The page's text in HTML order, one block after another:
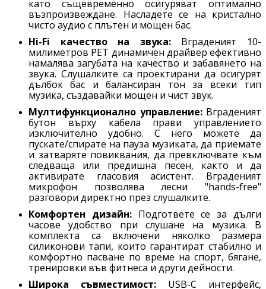
като същевременно осигуряват оптимално
възпроизвеждане. Насладете се на кристално
чисто аудио с плътен и мощен бас.
Hi-Fi качество на звука:Вграденият 10-
милиметров PET динамичен драйвер ефективно
намалява загубата на качество и забавянето на
звука. Слушалките са проектирани да осигурят
дълбок бас и балансиран тон за всеки тип
музика, създавайки мощен и чист звук.
Мултифункционално управление:Вграденият
бутон върху кабела прави управлението
изключително удобно. С него можете да
пускате/спирате на пауза музиката, да приемате
и затваряте повиквания, да превключвате към
следваща или предишна песен, както и да
активирате гласовия асистент. Вграденият
микрофон позволява лесни "hands-free"
разговори директно през слушалките.
Комфортен дизайн:Подгответе се за дълги
часове удобство при слушане на музика. В
комплекта са включени няколко размера
силиконови тапи, които гарантират стабилно и
комфортно пасване по време на спорт, бягане,
тренировки във фитнеса и други дейности.
Широка съвместимост: USB-C интерфейс,